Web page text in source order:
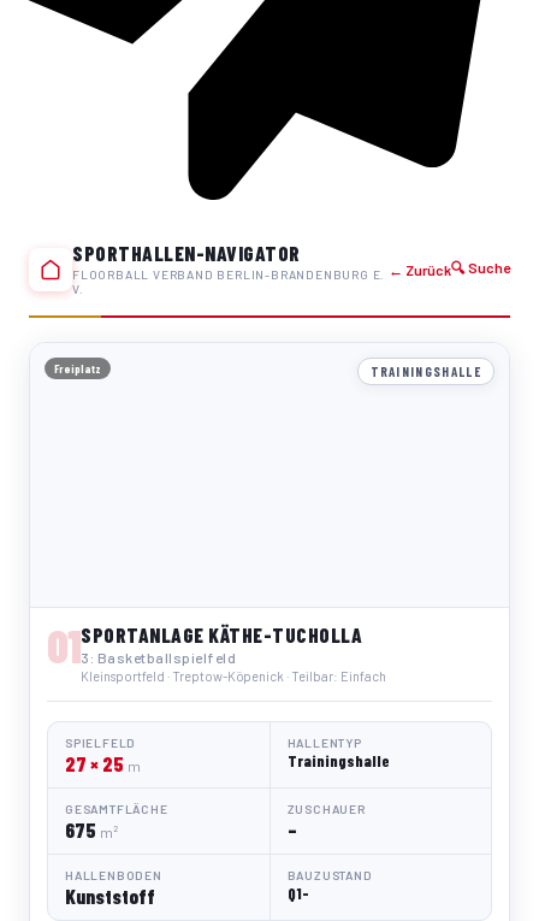
SPORTHALLEN-NAVIGATOR
FLOORBALL VERBAND BERLIN-BRANDENBURG E.
V.
← Zurück🔍 Suche
TRAININGSHALLE
Freiplatz
01SPORTANLAGE KÄTHE-TUCHOLLA
3: Basketballspielfeld
Kleinsportfeld · Treptow-Köpenick · Teilbar: Einfach
SPIELFELD
27 × 25 m
HALLENTYP
Trainingshalle
GESAMTFLÄCHE
675 m²
ZUSCHAUER
–
HALLENBODEN
Kunststoff
BAUZUSTAND
Q1-